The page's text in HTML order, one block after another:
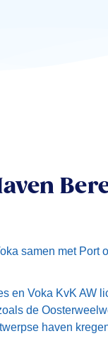
samen met
en Voka KvK AW
de
haven